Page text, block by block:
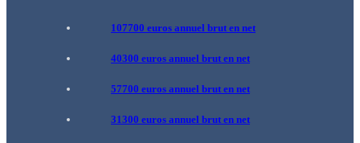
107700 euros annuel brut en net
40300 euros annuel brut en net
57700 euros annuel brut en net
31300 euros annuel brut en net